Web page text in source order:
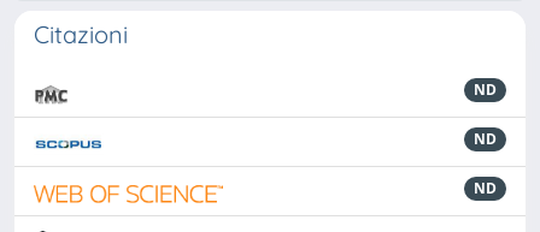
Citazioni
ND
ND
ND